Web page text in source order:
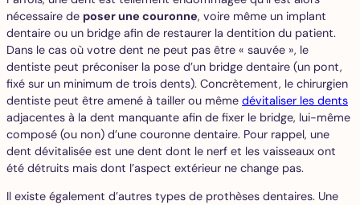
nécessaire de poser une couronne, voire même un implant
dentaire ou un bridge afin de restaurer la dentition du patient.
Dans le cas où votre dent ne peut pas être « sauvée », le
dentiste peut préconiser la pose d’un bridge dentaire (un pont,
fixé sur un minimum de trois dents). Concrètement, le chirurgien
dentiste peut être amené à tailler ou même dévitaliser les dents
adjacentes à la dent manquante afin de fixer le bridge, lui-même
composé (ou non) d’une couronne dentaire. Pour rappel, une
dent dévitalisée est une dent dont le nerf et les vaisseaux ont
été détruits mais dont l’aspect extérieur ne change pas.
Il existe également d’autres types de prothèses dentaires. Une